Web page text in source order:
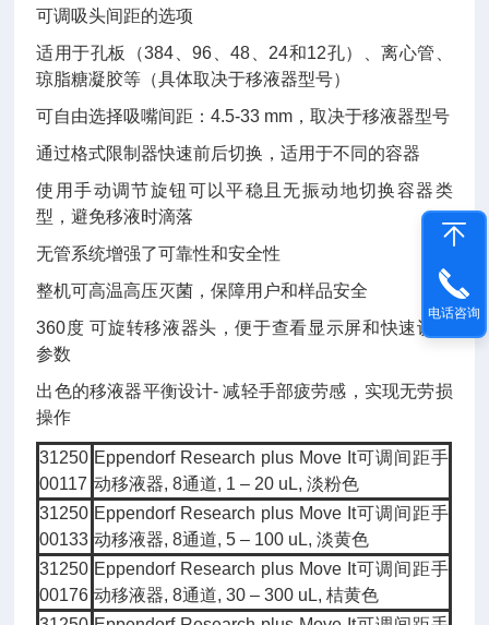
可调吸头间距的选项
适用于孔板（384、96、48、24和12孔）、离心管、
琼脂糖凝胶等（具体取决于移液器型号）
可自由选择吸嘴间距：4.5-33 mm，取决于移液器型号
通过格式限制器快速前后切换，适用于不同的容器
使用手动调节旋钮可以平稳且无振动地切换容器类
型，避免移液时滴落
无管系统增强了可靠性和安全性
整机可高温高压灭菌，保障用户和样品安全
360度 可旋转移液器头，便于查看显示屏和快速识别
参数
出色的移液器平衡设计- 减轻手部疲劳感，实现无劳损
操作
31250
00117
Eppendorf Research plus Move It可调间距手
动移液器, 8通道, 1 – 20 uL, 淡粉色
31250
00133
Eppendorf Research plus Move It可调间距手
动移液器, 8通道, 5 – 100 uL, 淡黄色
31250
00176
Eppendorf Research plus Move It可调间距手
动移液器, 8通道, 30 – 300 uL, 桔黄色
电话咨询